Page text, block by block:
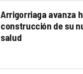
Arrigorriaga avanza
construcción de su
salud